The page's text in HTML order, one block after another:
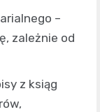
–
zależnie od
z ksiąg